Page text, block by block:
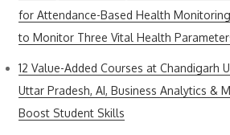
for Attendance-Based Health
to Monitor Three Vital Health
12 Value-Added Courses at Chandigarh
Uttar Pradesh, AI, Business Analytics &
Boost Student Skills